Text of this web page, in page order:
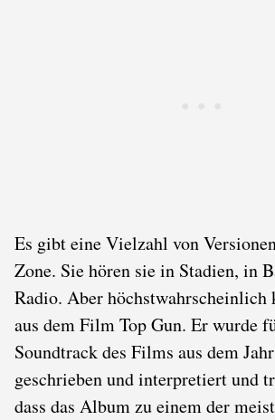
Es gibt eine Vielzahl von
Zone. Sie hören sie in Stadien, in
Radio. Aber höchstwahrscheinlich
aus dem Film Top Gun. Er wurde
Soundtrack des Films aus dem
geschrieben und interpretiert und
dass das Album zu einem der